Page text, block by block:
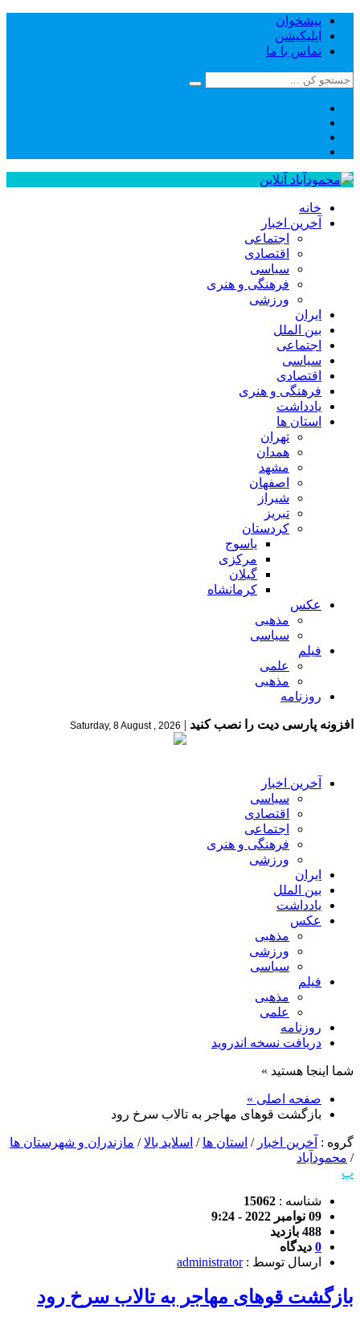
پیشخوان
اپلیکیشن
تماس با ما
خانه
آخرین اخبار
اجتماعی
اقتصادی
سیاسی
فرهنگی و هنری
ورزشی
ایران
بین الملل
اجتماعی
سیاسی
اقتصادی
فرهنگی و هنری
یادداشت
استان ها
تهران
همدان
مشهد
اصفهان
شیراز
تبریز
کردستان
یاسوج
مرکزی
گیلان
کرمانشاه
عکس
مذهبی
سیاسی
فیلم
علمی
مذهبی
روزنامه
افزونه پارسی دیت را نصب کنید |
Saturday, 8 August , 2026
آخرین اخبار
سیاسی
اقتصادی
اجتماعی
فرهنگی و هنری
ورزشی
ایران
بین الملل
یادداشت
عکس
مذهبی
ورزشی
سیاسی
فیلم
مذهبی
علمی
روزنامه
دریافت نسخه اندروید
شما اینجا هستید »
صفحه اصلی »
بازگشت قوهای مهاجر به تالاب سرخ رود
گروه : آخرین اخبار / استان ها / اسلاید بالا/ مازندران و شهرستان ها
/ محمودآباد
پ
شناسه : 15062
09 نوامبر 2022 - 9:24
488 بازدید
0 دیدگاه
ارسال توسط :administrator
بازگشت قوهای مهاجر به تالاب سرخ رود